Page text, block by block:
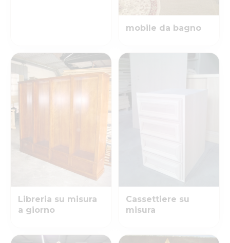
mobile da bagno
Libreria su misura
a giorno
Cassettiere su
misura